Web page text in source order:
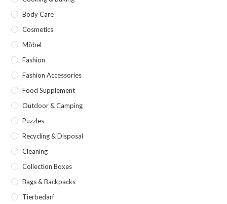
Body Care
Cosmetics
Möbel
Fashion
Fashion Accessories
Food Supplement
Outdoor & Camping
Puzzles
Recycling & Disposal
Cleaning
Collection Boxes
Bags & Backpacks
Tierbedarf